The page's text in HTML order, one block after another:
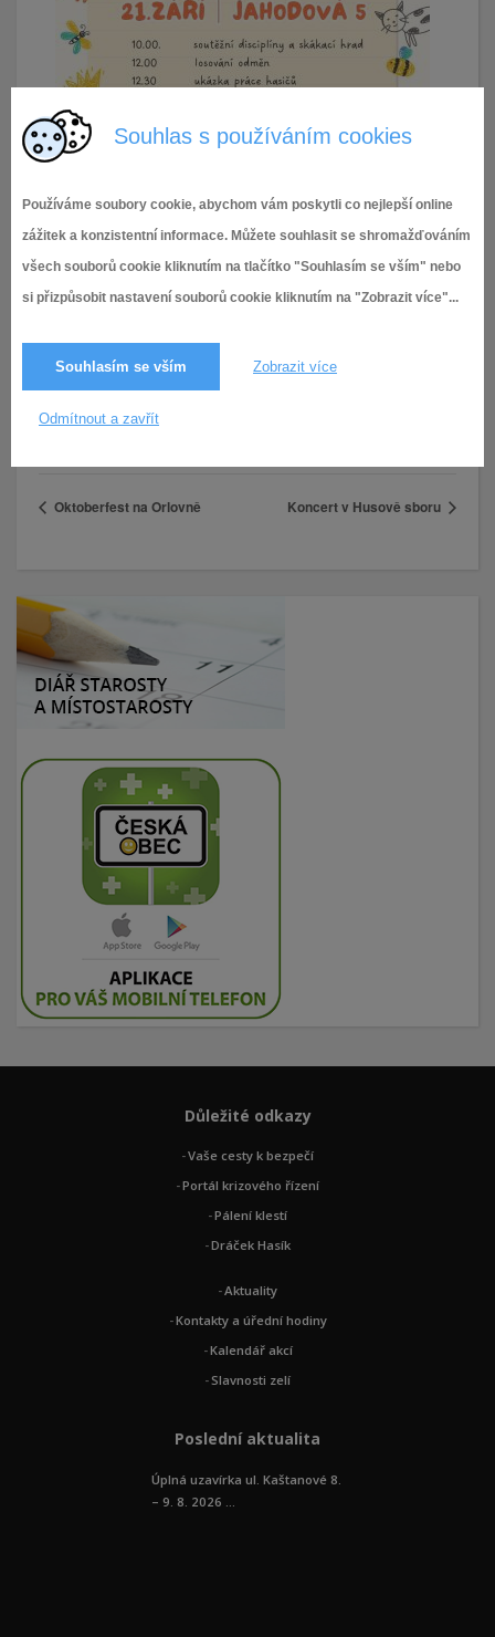
Souhlas s používáním cookies
Používáme soubory cookie, abychom vám poskytli co nejlepší online
zážitek a konzistentní informace. Můžete souhlasit se shromažďováním
všech souborů cookie kliknutím na tlačítko "Souhlasím se vším" nebo
si přizpůsobit nastavení souborů cookie kliknutím na "Zobrazit více"...
Souhlasím se vším Zobrazit více
Odmítnout a zavřít
PODROBNOSTI
21.9.2025
10:00 - 13:00
Oktoberfest na Orlovně Koncert v Husově sboru
Důležité odkazy
Vaše cesty k bezpečí
Portál krizového řízení
Pálení klestí
Dráček Hasík
Aktuality
Kontakty a úřední hodiny
Kalendář akcí
Slavnosti zelí
Poslední aktualita
Úplná uzavírka ul. Kaštanové 8.
– 9. 8. 2026 ...